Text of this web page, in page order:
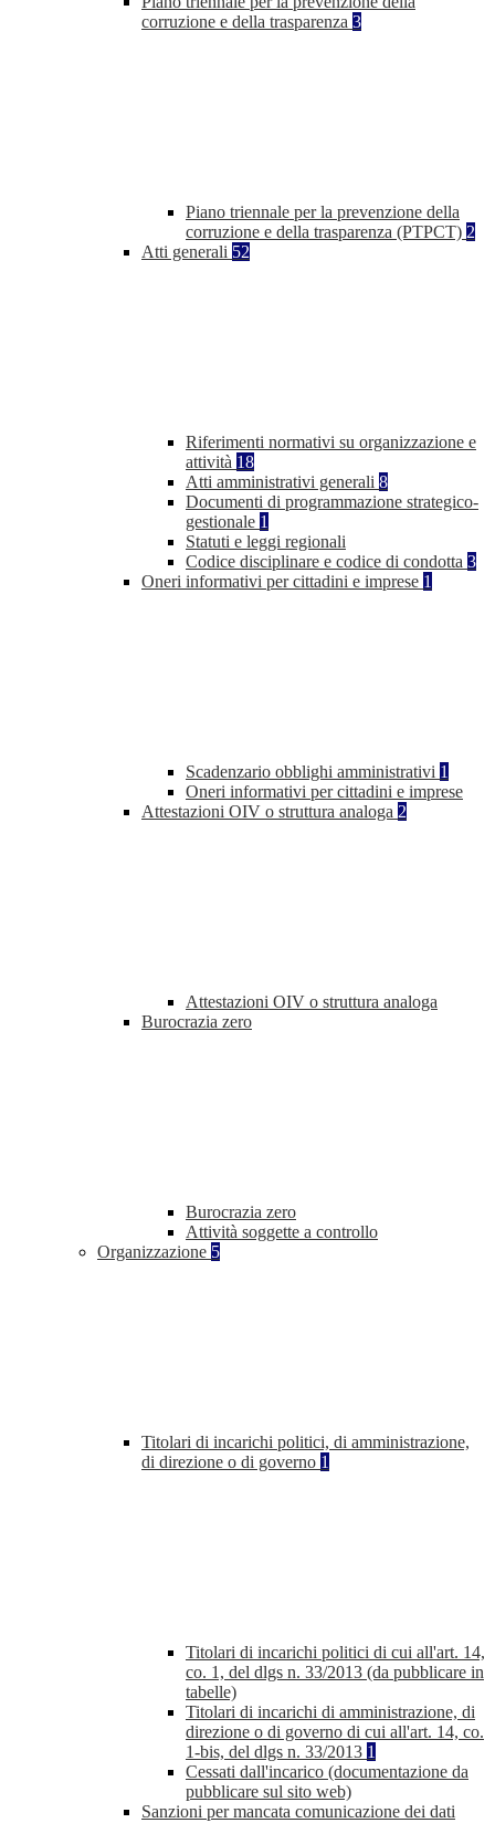
corruzione e della trasparenza 3
Piano triennale per la prevenzione della
corruzione e della trasparenza (PTPCT) 2
Atti generali 52
Riferimenti normativi su organizzazione e
attività 18
Atti amministrativi generali 8
Documenti di programmazione strategico-
gestionale 1
Statuti e leggi regionali
Codice disciplinare e codice di condotta 3
Oneri informativi per cittadini e imprese 1
Scadenzario obblighi amministrativi 1
Oneri informativi per cittadini e imprese
Attestazioni OIV o struttura analoga 2
Attestazioni OIV o struttura analoga
Burocrazia zero
Burocrazia zero
Attività soggette a controllo
Organizzazione 5
Titolari di incarichi politici, di amministrazione,
di direzione o di governo 1
Titolari di incarichi politici di cui all'art. 14,
co. 1, del dlgs n. 33/2013 (da pubblicare in
tabelle)
Titolari di incarichi di amministrazione, di
direzione o di governo di cui all'art. 14, co.
1-bis, del dlgs n. 33/2013 1
Cessati dall'incarico (documentazione da
pubblicare sul sito web)
Sanzioni per mancata comunicazione dei dati